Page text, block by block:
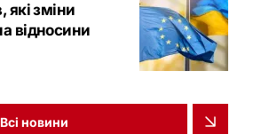
які зміни
відносини
Всі новини